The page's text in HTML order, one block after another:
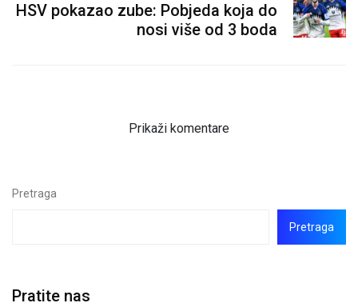
HSV pokazao zube: Pobjeda koja do
nosi više od 3 boda
Prikaži komentare
Pretraga
Pretraga
Pratite nas